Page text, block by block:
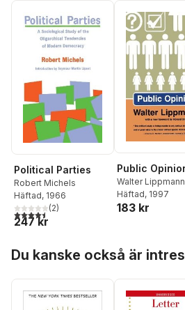
Political Parties
Robert Michels
Häftad, 1966
4,5utav 5 stjärnor. Totalt antal röster:
(2)
247 kr
Public
Walter Lippmann
Häftad, 1997
183 kr
Du kanske också är